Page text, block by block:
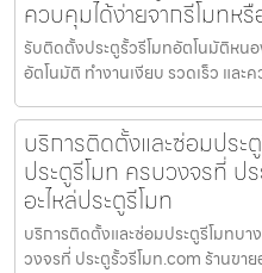
ควบคุมได้ง่ายจากรีโมทห
รับติดตั้งประตูรั้วรีโมทอัตโนมัติหนอ
อัตโนมัติ ทำงานเงียบ รวดเร็ว และ
บริการติดตั้งและซ่อมประ
ประตูรีโมท ครบวงจรที่ ป
อะไหล่ประตูรีโมท
บริการติดตั้งและซ่อมประตูรีโมทบา
วงจรที่ ประตูรั้วรีโมท.com ร้านขา